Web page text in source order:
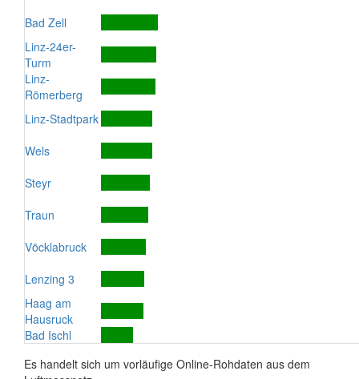
Bad Zell
Linz-24er-
Turm
Linz-
Römerberg
Linz-Stadtpark
Wels
Steyr
Traun
Vöcklabruck
Lenzing 3
Haag am
Hausruck
Bad Ischl
Es handelt sich um vorläufige Online-Rohdaten aus dem